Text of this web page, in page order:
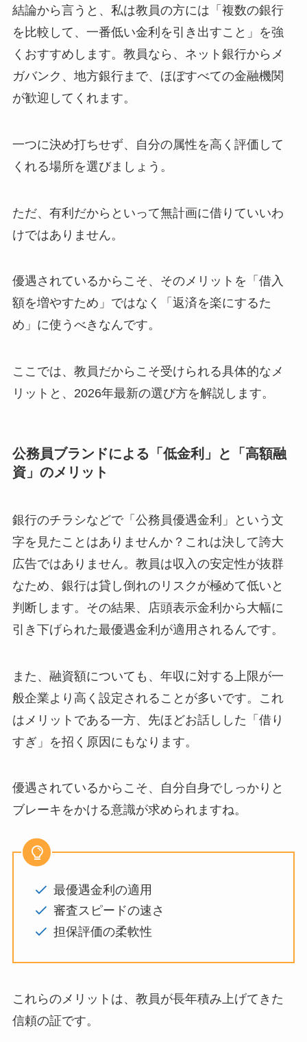
結論から言うと、私は教員の方には「複数の銀行
を比較して、一番低い金利を引き出すこと」を強
くおすすめします。教員なら、ネット銀行からメ
ガバンク、地方銀行まで、ほぼすべての金融機関
が歓迎してくれます。
一つに決め打ちせず、自分の属性を高く評価して
くれる場所を選びましょう。
ただ、有利だからといって無計画に借りていいわ
けではありません。
優遇されているからこそ、そのメリットを「借入
額を増やすため」ではなく「返済を楽にするた
め」に使うべきなんです。
ここでは、教員だからこそ受けられる具体的なメ
リットと、2026年最新の選び方を解説します。
公務員ブランドによる「低金利」と「高額融
資」のメリット
銀行のチラシなどで「公務員優遇金利」という文
字を見たことはありませんか？これは決して誇大
広告ではありません。教員は収入の安定性が抜群
なため、銀行は貸し倒れのリスクが極めて低いと
判断します。その結果、店頭表示金利から大幅に
引き下げられた最優遇金利が適用されるんです。
また、融資額についても、年収に対する上限が一
般企業より高く設定されることが多いです。これ
はメリットである一方、先ほどお話しした「借り
すぎ」を招く原因にもなります。
優遇されているからこそ、自分自身でしっかりと
ブレーキをかける意識が求められますね。
最優遇金利の適用
審査スピードの速さ
担保評価の柔軟性
これらのメリットは、教員が長年積み上げてきた
信頼の証です。